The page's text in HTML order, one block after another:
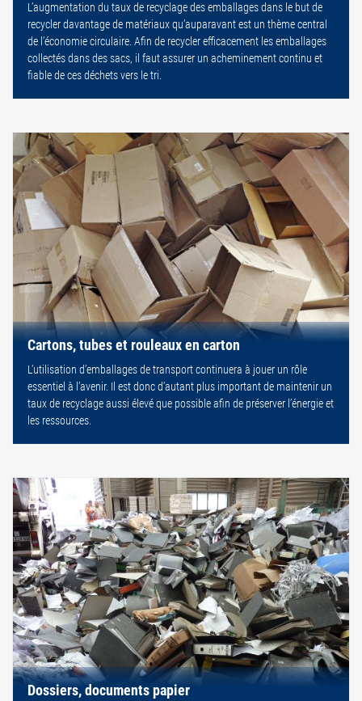
L’augmentation du taux de recyclage des emballages dans le but de
recycler davantage de matériaux qu’auparavant est un thème central
de l’économie circulaire. Afin de recycler efficacement les emballages
collectés dans des sacs, il faut assurer un acheminement continu et
fiable de ces déchets vers le tri.
Cartons, tubes et rouleaux en carton
L’utilisation d’emballages de transport continuera à jouer un rôle
essentiel à l’avenir. Il est donc d’autant plus important de maintenir un
taux de recyclage aussi élevé que possible afin de préserver l’énergie et
les ressources.
Dossiers, documents papier